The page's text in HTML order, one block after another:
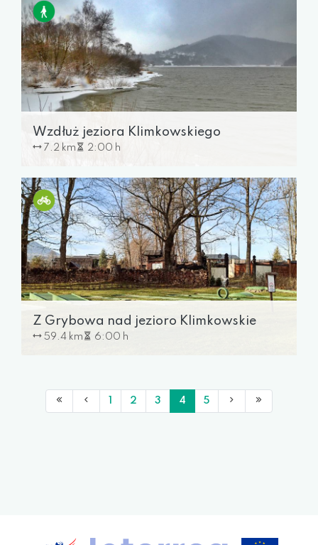
Wzdłuż jeziora Klimkowskiego
7.2 km 2:00 h
Z Grybowa nad jezioro Klimkowskie
59.4 km 6:00 h
2 3 4 5